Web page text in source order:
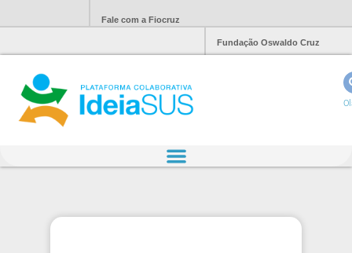
Fale com a Fiocruz
Fundação Oswaldo Cruz